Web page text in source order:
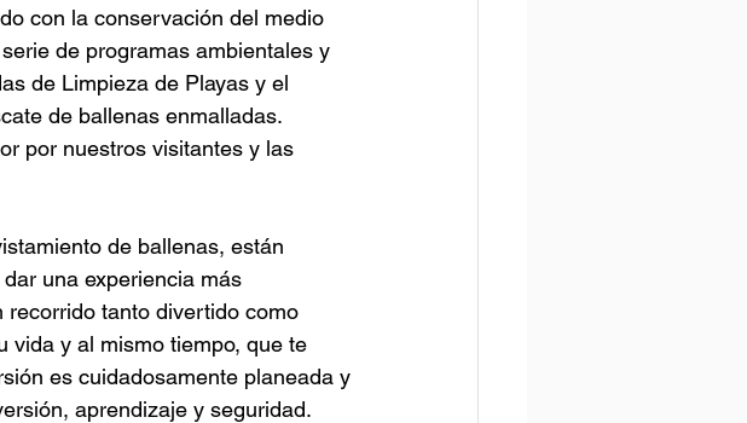
con la conservación del medio
de programas ambientales y
de Limpieza de Playas y el
de ballenas enmalladas.
por nuestros visitantes y las
de ballenas, están
una experiencia más
recorrido tanto divertido como
vida y al mismo tiempo, que te
es cuidadosamente planeada y
aprendizaje y seguridad.